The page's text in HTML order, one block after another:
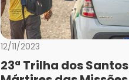
12/11/2023
23ª Trilha dos Santos